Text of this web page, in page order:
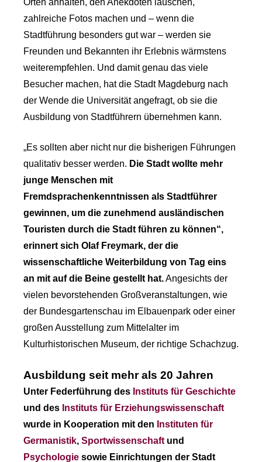
Orten anhalten, den Anekdoten lauschen,
zahlreiche Fotos machen und – wenn die
Stadtführung besonders gut war – werden sie
Freunden und Bekannten ihr Erlebnis wärmstens
weiterempfehlen. Und damit genau das viele
Besucher machen, hat die Stadt Magdeburg nach
der Wende die Universität angefragt, ob sie die
Ausbildung von Stadtführern übernehmen kann.
„Es sollten aber nicht nur die bisherigen Führungen
qualitativ besser werden. Die Stadt wollte mehr
junge Menschen mit
Fremdsprachenkenntnissen als Stadtführer
gewinnen, um die zunehmend ausländischen
Touristen durch die Stadt führen zu können“,
erinnert sich Olaf Freymark, der die
wissenschaftliche Weiterbildung von Tag eins
an mit auf die Beine gestellt hat.Angesichts der
vielen bevorstehenden Großveranstaltungen, wie
der Bundesgartenschau im Elbauenpark oder einer
großen Ausstellung zum Mittelalter im
Kulturhistorischen Museum, der richtige Schachzug.
Ausbildung seit mehr als 20 Jahren
Unter Federführung des Instituts für Geschichte
und des Instituts für Erziehungswissenschaft
wurde in Kooperation mit den Instituten für
Germanistik, Sportwissenschaft und
Psychologie sowie Einrichtungen der Stadt